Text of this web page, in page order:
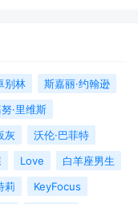
别林
斯嘉丽·约翰逊
·里维斯
灰
沃伦·巴菲特
Love
白羊座男生
莉
KeyFocus